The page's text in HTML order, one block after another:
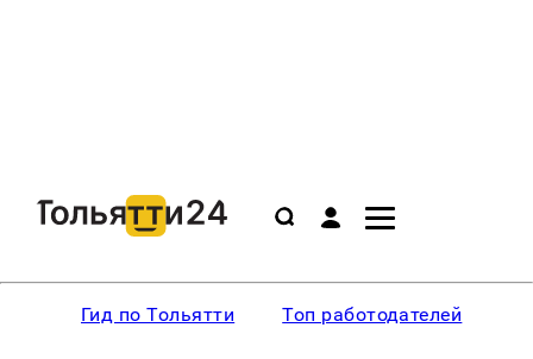
Гид по Тольятти Топ работодателей